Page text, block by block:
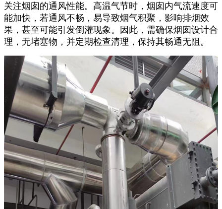
关注烟囱的通风性能。高温气节时，烟囱内气流速度可
能加快，若通风不畅，易导致烟气积聚，影响排烟效
果，甚至可能引发倒灌现象。因此，需确保烟囱设计合
理，无堵塞物，并定期检查清理，保持其畅通无阻。